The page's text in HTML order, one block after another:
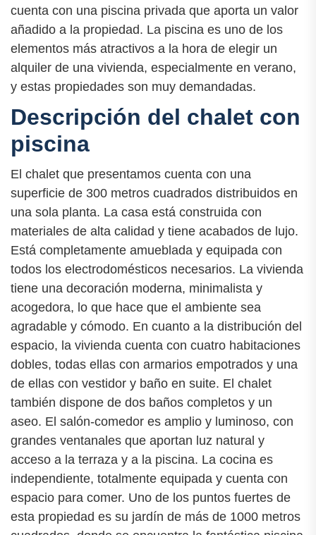
cuenta con una piscina privada que aporta un valor
añadido a la propiedad. La piscina es uno de los
elementos más atractivos a la hora de elegir un
alquiler de una vivienda, especialmente en verano,
y estas propiedades son muy demandadas.
Descripción del chalet con
piscina
El chalet que presentamos cuenta con una
superficie de 300 metros cuadrados distribuidos en
una sola planta. La casa está construida con
materiales de alta calidad y tiene acabados de lujo.
Está completamente amueblada y equipada con
todos los electrodomésticos necesarios. La vivienda
tiene una decoración moderna, minimalista y
acogedora, lo que hace que el ambiente sea
agradable y cómodo. En cuanto a la distribución del
espacio, la vivienda cuenta con cuatro habitaciones
dobles, todas ellas con armarios empotrados y una
de ellas con vestidor y baño en suite. El chalet
también dispone de dos baños completos y un
aseo. El salón-comedor es amplio y luminoso, con
grandes ventanales que aportan luz natural y
acceso a la terraza y a la piscina. La cocina es
independiente, totalmente equipada y cuenta con
espacio para comer. Uno de los puntos fuertes de
esta propiedad es su jardín de más de 1000 metros